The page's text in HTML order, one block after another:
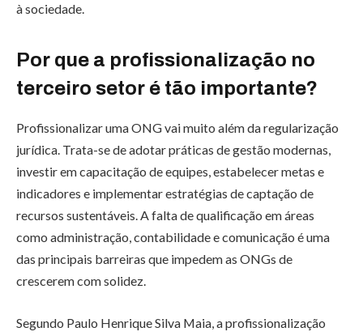
à sociedade.
Por que a profissionalização no
terceiro setor é tão importante?
Profissionalizar uma ONG vai muito além da regularização
jurídica. Trata-se de adotar práticas de gestão modernas,
investir em capacitação de equipes, estabelecer metas e
indicadores e implementar estratégias de captação de
recursos sustentáveis. A falta de qualificação em áreas
como administração, contabilidade e comunicação é uma
das principais barreiras que impedem as ONGs de
crescerem com solidez.
Segundo Paulo Henrique Silva Maia, a profissionalização